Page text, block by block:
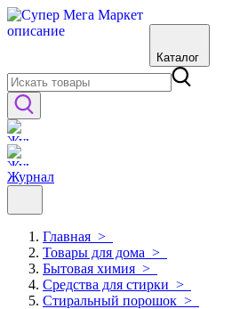
Каталог
Журнал
Главная >
Товары для дома >
Бытовая химия >
Средства для стирки >
Стиральный порошок >